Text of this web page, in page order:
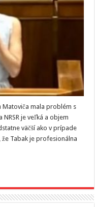
Matoviča mala problém s
NRSR je veľká a objem
väčší ako v prípade
Tabak je profesionálna